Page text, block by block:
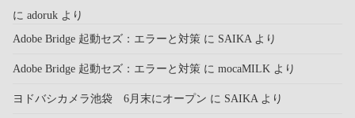
に adoruk より
Adobe Bridge 起動セズ：エラーと対策 に SAIKA より
Adobe Bridge 起動セズ：エラーと対策 に mocaMILK より
ヨドバシカメラ池袋 6月末にオープン に SAIKA より